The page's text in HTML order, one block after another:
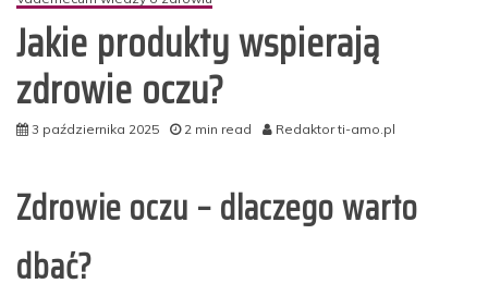
Jakie produkty wspierają
zdrowie oczu?
3 października 2025 2 min read Redaktor ti-amo.pl
Zdrowie oczu – dlaczego warto
dbać?